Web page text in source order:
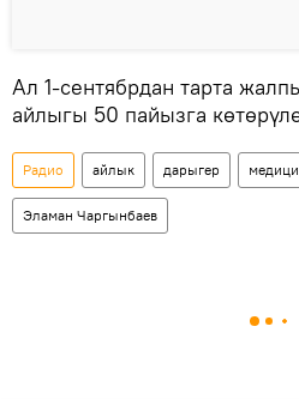
Ал 1-сентябрдан тарта
айлыгы 50 пайызга
Радио айлык дарыгер
Эламан Чаргынбаев